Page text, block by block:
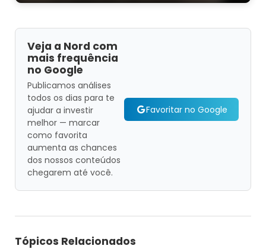
Veja a Nord com
mais frequência
no Google
Publicamos análises
todos os dias para te
ajudar a investir
melhor — marcar
como favorita
aumenta as chances
dos nossos conteúdos
chegarem até você.
Favoritar no Google
Tópicos Relacionados